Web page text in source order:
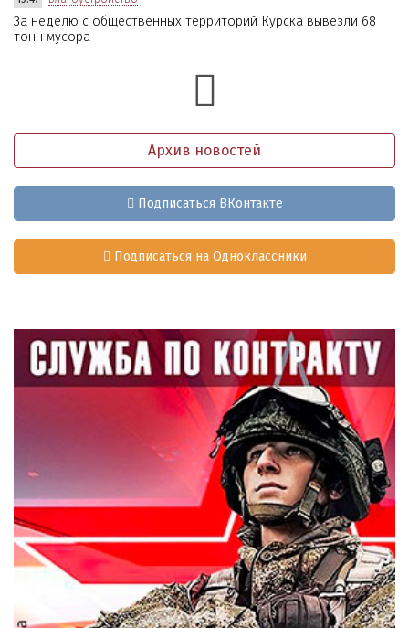
За неделю с общественных территорий Курска вывезли 68
тонн мусора
Архив новостей
Подписаться ВКонтакте
Подписаться на Одноклассники